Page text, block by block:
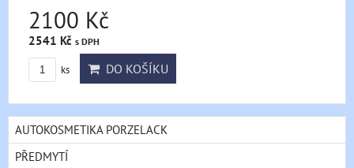
2100 Kč
2541 Kč s DPH
ks DO KOŠÍKU
AUTOKOSMETIKA PORZELACK
PŘEDMYTÍ